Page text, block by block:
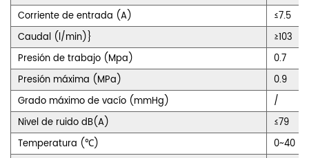
Corriente de entrada (A)
≤7.5
Caudal (l/min)}
≥103
Presión de trabajo (Mpa)
0.7
Presión máxima (MPa)
0.9
Grado máximo de vacío (mmHg)
/
Nivel de ruido dB(A)
≤79
Temperatura (℃)
0~40